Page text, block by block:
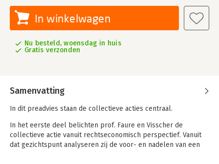
In winkelwagen
Nu besteld, woensdag in huis
Gratis verzonden
Samenvatting
In dit preadvies staan de collectieve acties centraal.
In het eerste deel belichten prof. Faure en Visscher de
collectieve actie vanuit rechtseconomisch perspectief. Vanuit
dat gezichtspunt analyseren zij de voor- en nadelen van een